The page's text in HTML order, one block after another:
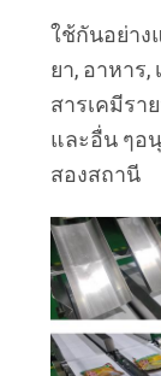
ใช้กันอย่าง
ยา, อาหาร
สารเคมีรา
และอื่น ๆอ
สองสถานี